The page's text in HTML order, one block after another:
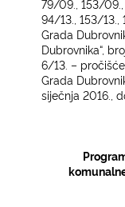
79/09., 153/09.,
94/13., 153/13.,
Grada
Dubrovnika“,
6/13. –
Grada
siječnja 2016.,